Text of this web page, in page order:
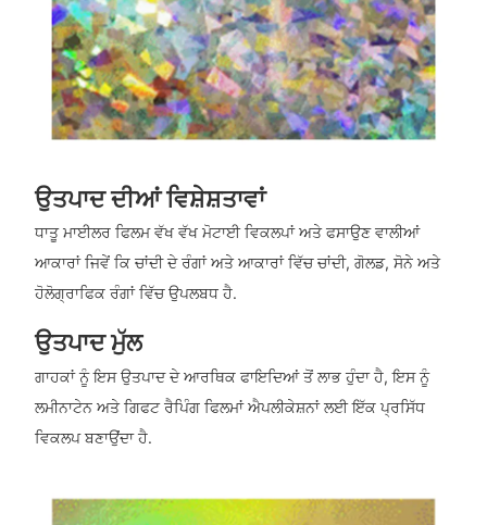
ਉਤਪਾਦ ਦੀਆਂ ਵਿਸ਼ੇਸ਼ਤਾਵਾਂ
ਧਾਤੂ ਮਾਈਲਰ ਫਿਲਮ ਵੱਖ ਵੱਖ ਮੋਟਾਈ ਵਿਕਲਪਾਂ ਅਤੇ ਫਸਾਉਣ ਵਾਲੀਆਂ
ਆਕਾਰਾਂ ਜਿਵੇਂ ਕਿ ਚਾਂਦੀ ਦੇ ਰੰਗਾਂ ਅਤੇ ਆਕਾਰਾਂ ਵਿੱਚ ਚਾਂਦੀ, ਗੋਲਡ, ਸੋਨੇ ਅਤੇ
ਹੋਲੋਗ੍ਰਾਫਿਕ ਰੰਗਾਂ ਵਿੱਚ ਉਪਲਬਧ ਹੈ.
ਉਤਪਾਦ ਮੁੱਲ
ਗਾਹਕਾਂ ਨੂੰ ਇਸ ਉਤਪਾਦ ਦੇ ਆਰਥਿਕ ਫਾਇਦਿਆਂ ਤੋਂ ਲਾਭ ਹੁੰਦਾ ਹੈ, ਇਸ ਨੂੰ
ਲਮੀਨਾਟੇਨ ਅਤੇ ਗਿਫਟ ਰੈਪਿੰਗ ਫਿਲਮਾਂ ਐਪਲੀਕੇਸ਼ਨਾਂ ਲਈ ਇੱਕ ਪ੍ਰਸਿੱਧ
ਵਿਕਲਪ ਬਣਾਉਂਦਾ ਹੈ.